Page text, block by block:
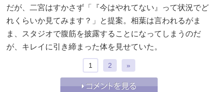
だが、二宮はすかさず「『今はやれてない』って状況でど
れくらいか見てみます？」と提案。相葉は言われるがま
ま、スタジオで腹筋を披露することになってしまうのだ
が、キレイに引き締まった体を見せていた。
1 2 »